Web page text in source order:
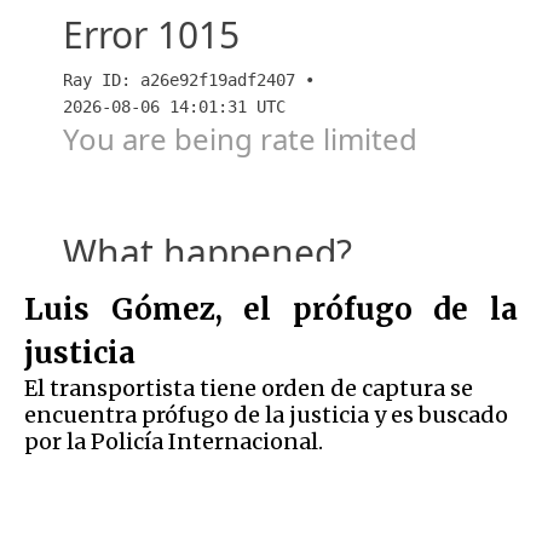
Luis Gómez, el prófugo de la
justicia
El transportista tiene orden de captura se
encuentra prófugo de la justicia y es buscado
por la Policía Internacional.